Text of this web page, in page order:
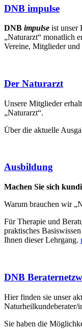
DNB impulse
DNB impulse ist unser
„Naturarzt“ monatlich
Vereine, Mitglieder und
Der Naturarzt
Unsere Mitglieder
„Naturarzt“.
Über die aktuelle
Ausbildung
Machen Sie sich
Warum brauchen wir
Für Therapie und
praktisches
Ihnen dieser Lehrgang.
DNB
Hier finden sie unser
Naturheilkundeberater/
Sie haben die